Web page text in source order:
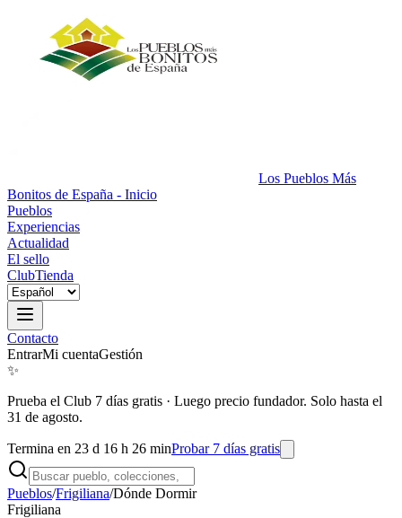
Los Pueblos Más
Bonitos de España - Inicio
Pueblos
Experiencias
Actualidad
El sello
ClubTienda
Contacto
EntrarMi cuentaGestión
✨
Prueba el Club 7 días gratis · Luego precio fundador. Solo hasta el
31 de agosto.
Termina en 23 d 16 h 26 minProbar 7 días gratis
Pueblos/Frigiliana/Dónde Dormir
Frigiliana